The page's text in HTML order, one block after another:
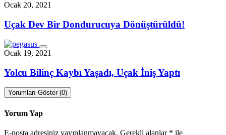
Ocak 20, 2021
Uçak Dev Bir Dondurucuya Dönüştürüldü!
Ocak 19, 2021
Yolcu Bilinç Kaybı Yaşadı, Uçak İniş Yaptı
Yorumları Göster (0)
Yorum Yap
E-posta adresiniz yayınlanmayacak. Gerekli alanlar * ile